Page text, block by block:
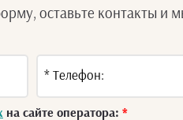
оставьте контакты и
на сайте оператора: *